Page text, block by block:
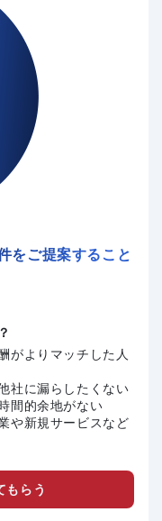
をご提案すること
がよりマッチした人
社に漏らしたくない
間的余地がない
や新規サービスなど
もらう